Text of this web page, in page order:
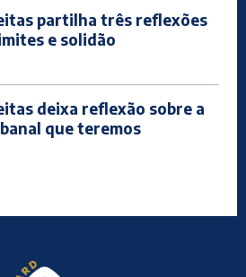
partilha três reflexões
e solidão
deixa reflexão sobre a
que teremos